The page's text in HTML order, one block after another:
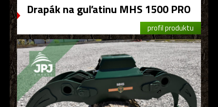
Drapák na guľatinu MHS 1500 PRO
profil produktu